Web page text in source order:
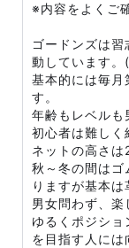
※内容をよくご
ゴードンズは
動しています
基本的には毎
す。
年齢もレベルも
初心者は難しく
ネットの高さは
秋～冬の間は
りますが基本は
男女問わず、楽
ゆるくポジショ
を目指す人には